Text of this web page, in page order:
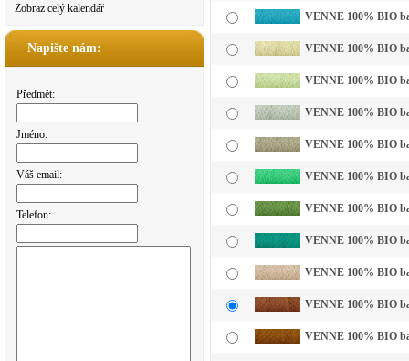
Zobraz celý kalendář
Napište nám:
Předmět:
Jméno:
Váš email:
Telefon:
VENNE 100% BIO
VENNE 100% BIO
VENNE 100% BIO
VENNE 100% BIO
VENNE 100% BIO
VENNE 100% BIO
VENNE 100% BIO
VENNE 100% BIO
VENNE 100% BIO
VENNE 100% BIO
VENNE 100% BIO